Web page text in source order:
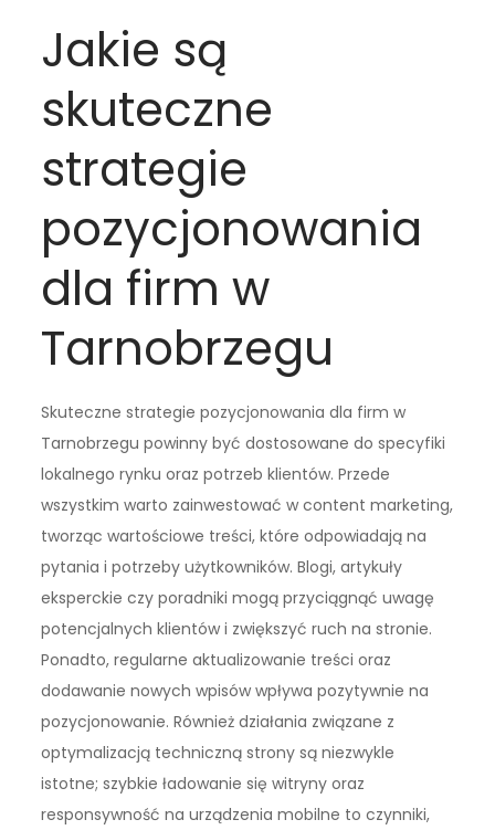
Jakie są
skuteczne
strategie
pozycjonowania
dla firm w
Tarnobrzegu
Skuteczne strategie pozycjonowania dla firm w
Tarnobrzegu powinny być dostosowane do specyfiki
lokalnego rynku oraz potrzeb klientów. Przede
wszystkim warto zainwestować w content marketing,
tworząc wartościowe treści, które odpowiadają na
pytania i potrzeby użytkowników. Blogi, artykuły
eksperckie czy poradniki mogą przyciągnąć uwagę
potencjalnych klientów i zwiększyć ruch na stronie.
Ponadto, regularne aktualizowanie treści oraz
dodawanie nowych wpisów wpływa pozytywnie na
pozycjonowanie. Również działania związane z
optymalizacją techniczną strony są niezwykle
istotne; szybkie ładowanie się witryny oraz
responsywność na urządzenia mobilne to czynniki,